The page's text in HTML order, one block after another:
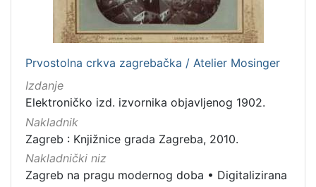
Prvostolna crkva zagrebačka / Atelier Mosinger
Izdanje
Elektroničko izd. izvornika objavljenog 1902.
Nakladnik
Zagreb : Knjižnice grada Zagreba, 2010.
Nakladnički niz
Zagreb na pragu modernog doba • Digitalizirana